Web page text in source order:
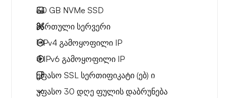
30 GB NVMe SSD
მართული სერვერი
1 IPv4 გამოყოფილი IP
4 IPv6 გამოყოფილი IP
უფასო SSL სერთიფიკატი (ებ) ი
უფასო 30 დღე ფულის დაბრუნება